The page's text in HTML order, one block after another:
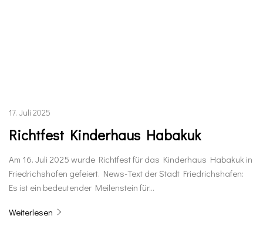
17. Juli 2025
Richtfest Kinderhaus Habakuk
Am 16. Juli 2025 wurde Richtfest für das Kinderhaus Habakuk in
Friedrichshafen gefeiert. News-Text der Stadt Friedrichshafen:
Es ist ein bedeutender Meilenstein für…
Weiterlesen